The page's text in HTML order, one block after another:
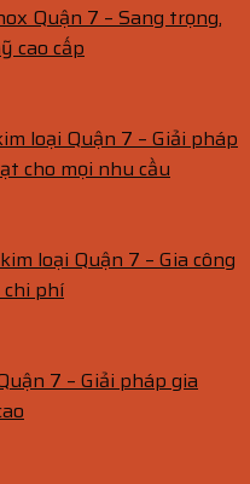
Quận 7 – Sang trọng,
cao cấp
loại Quận 7 – Giải pháp
cho mọi nhu cầu
loại Quận 7 – Gia công
phí
7 – Giải pháp gia